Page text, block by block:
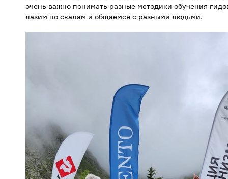
очень важно понимать разные методики обучения
лазим по скалам и общаемся с разными людьми.